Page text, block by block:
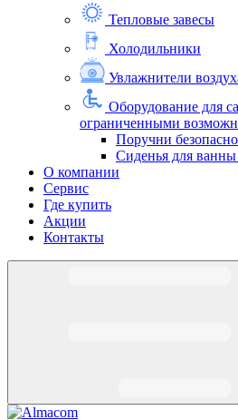
Тепловые завесы
Холодильники
Увлажнители
Оборудование для
ограниченными
Поручни
Сиденья для
О компании
Сервис
Где купить
Акции
Контакты